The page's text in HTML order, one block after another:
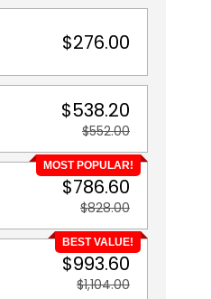
$276.00
$538.20
$552.00
MOST POPULAR!
$786.60
$828.00
BEST VALUE!
$993.60
$1,104.00